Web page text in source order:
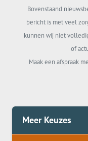
Bovenstaand
bericht is met veel
kunnen wij niet
of
Maak een afspraak
Meer Keuzes